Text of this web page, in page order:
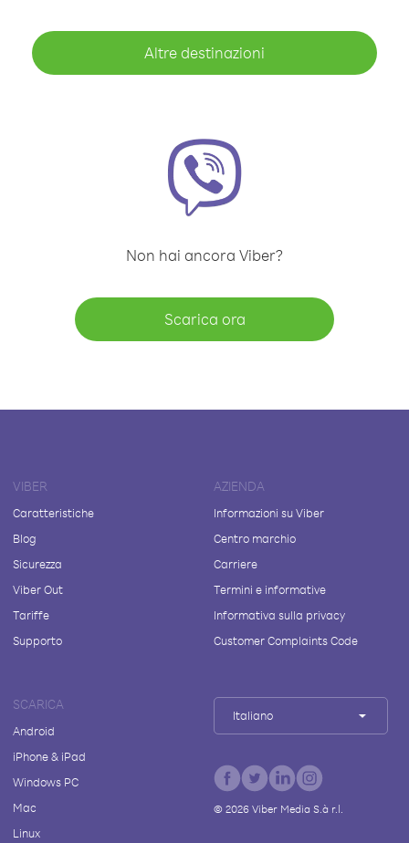
Altre destinazioni
Non hai ancora Viber?
Scarica ora
VIBER
Caratteristiche
Blog
Sicurezza
Viber Out
Tariffe
Supporto
AZIENDA
Informazioni su Viber
Centro marchio
Carriere
Termini e informative
Informativa sulla privacy
Customer Complaints Code
SCARICA
Android
iPhone & iPad
Windows PC
Mac
Linux
Italiano
© 2026Viber Media S.à r.l.